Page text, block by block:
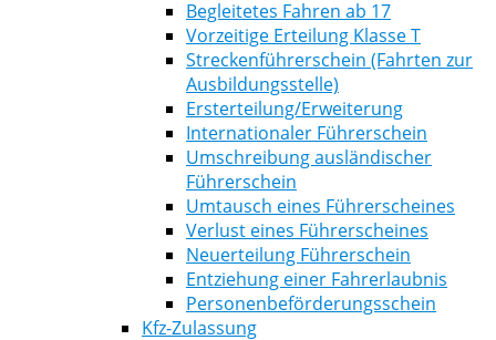
Begleitetes Fahren ab 17
Vorzeitige Erteilung Klasse T
Streckenführerschein (Fahrten zur
Ausbildungsstelle)
Ersterteilung/Erweiterung
Internationaler Führerschein
Umschreibung ausländischer
Führerschein
Umtausch eines Führerscheines
Verlust eines Führerscheines
Neuerteilung Führerschein
Entziehung einer Fahrerlaubnis
Personenbeförderungsschein
Kfz-Zulassung